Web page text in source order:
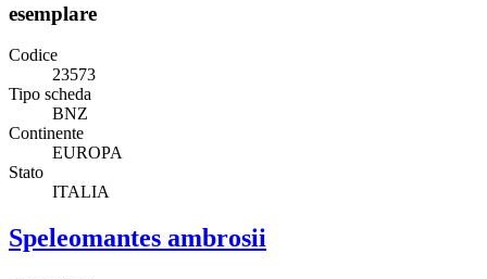
esemplare
Codice
23573
Tipo scheda
BNZ
Continente
EUROPA
Stato
ITALIA
Speleomantes ambrosii